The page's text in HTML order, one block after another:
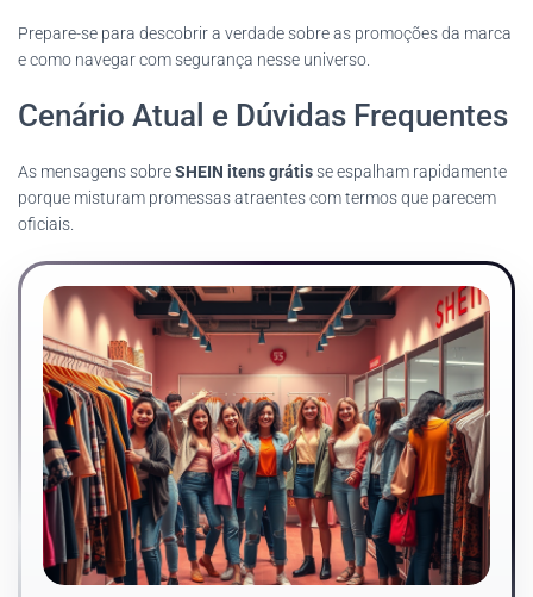
Prepare-se para descobrir a verdade sobre as promoções da marca
e como navegar com segurança nesse universo.
Cenário Atual e Dúvidas Frequentes
As mensagens sobreSHEIN itens grátisse espalham rapidamente
porque misturam promessas atraentes com termos que parecem
oficiais.